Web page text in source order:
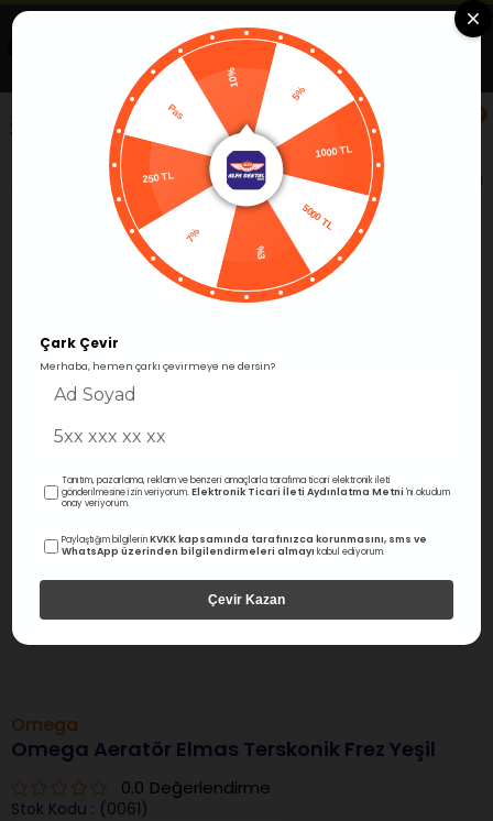
0
Frezler Aeratör Elmas Frezler Terskonik
Omega
Omega Aeratör Elmas Terskonik Frez Yeşil
0.0 Değerlendirme
Stok Kodu (0061)
Uygulamada Aç
Alfa Group Dental
Ücretsiz -Google Play'de
5000 TL
Pas
Çark Çevir
Merhaba, hemen çarkı çevirmeye ne dersin?
Tanıtım, pazarlama, reklam ve benzeri amaçlarla tarafıma ticari elektronik ileti
gönderilmesine izin veriyorum.Elektronik Ticari İleti Aydınlatma Metni 'ni okudum
onay veriyorum.
Paylaştığım bilgilerinKVKK kapsamında tarafınızca korunmasını, sms ve
WhatsApp üzerinden bilgilendirmeleri almayı kabul ediyorum.
Çevir Kazan